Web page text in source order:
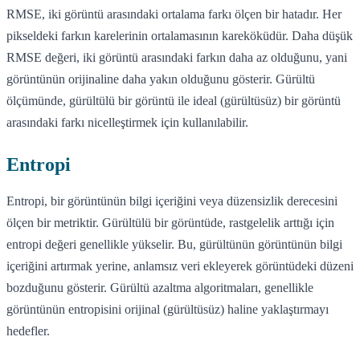
RMSE, iki görüntü arasındaki ortalama farkı ölçen bir hatadır. Her
pikseldeki farkın karelerinin ortalamasının kareköküdür. Daha düşük
RMSE değeri, iki görüntü arasındaki farkın daha az olduğunu, yani
görüntünün orijinaline daha yakın olduğunu gösterir. Gürültü
ölçümünde, gürültülü bir görüntü ile ideal (gürültüsüz) bir görüntü
arasındaki farkı nicelleştirmek için kullanılabilir.
Entropi
Entropi, bir görüntünün bilgi içeriğini veya düzensizlik derecesini
ölçen bir metriktir. Gürültülü bir görüntüde, rastgelelik arttığı için
entropi değeri genellikle yükselir. Bu, gürültünün görüntünün bilgi
içeriğini artırmak yerine, anlamsız veri ekleyerek görüntüdeki düzeni
bozduğunu gösterir. Gürültü azaltma algoritmaları, genellikle
görüntünün entropisini orijinal (gürültüsüz) haline yaklaştırmayı
hedefler.